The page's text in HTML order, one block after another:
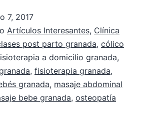
7, 2017
Artículos Interesantes, Clínica
post parto granada, cólico
a domicilio granada,
, fisioterapia granada,
granada, masaje abdominal
bebe granada, osteopatía